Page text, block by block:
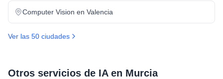
Computer Vision en Valencia
Ver las 50 ciudades
Otros servicios de IA en Murcia